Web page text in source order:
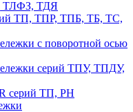
ТДЯ
ТП, ТПР, ТПБ, ТБ, ТС,
с поворотной осью
серий ТПУ, ТПДУ,
серий ТП, PH